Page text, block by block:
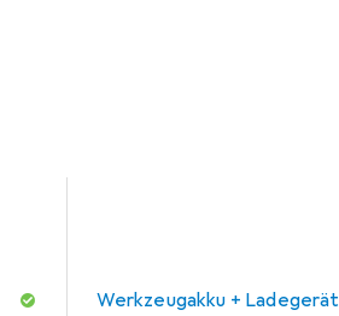
Werkzeugakku + Ladegerät